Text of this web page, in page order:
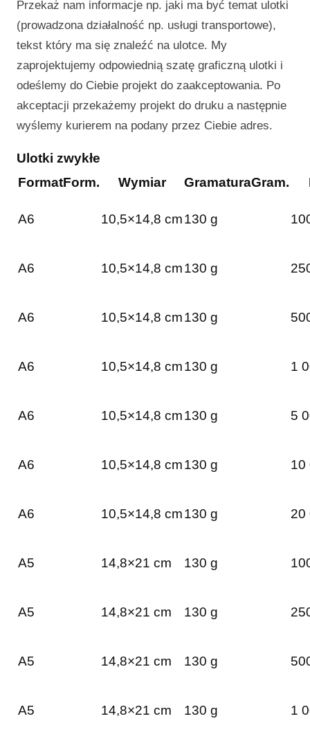
Przekaż nam informacje np. jaki ma być temat ulotki
(prowadzona działalność np. usługi transportowe),
tekst który ma się znaleźć na ulotce. My
zaprojektujemy odpowiednią szatę graficzną ulotki i
odeślemy do Ciebie projekt do zaakceptowania. Po
akceptacji przekażemy projekt do druku a następnie
wyślemy kurierem na podany przez Ciebie adres.
Ulotki zwykłe
FormatForm. Wymiar GramaturaGram.
A6 10,5×14,8 cm130 g
A6 10,5×14,8 cm130 g
A6 10,5×14,8 cm130 g
A6 10,5×14,8 cm130 g 1
A6 10,5×14,8 cm130 g 5
A6 10,5×14,8 cm130 g 10
A6 10,5×14,8 cm130 g 20
A5 14,8×21 cm 130 g
A5 14,8×21 cm 130 g
A5 14,8×21 cm 130 g
A5 14,8×21 cm 130 g 1